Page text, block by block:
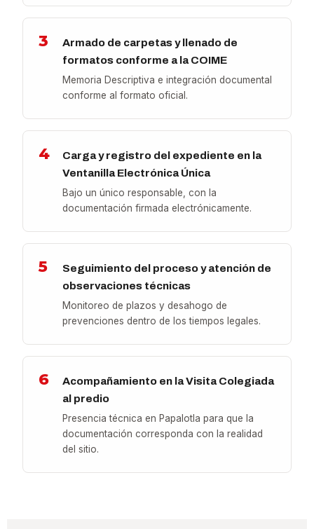
3
Armado de carpetas y llenado de
formatos conforme a la COIME
Memoria Descriptiva e integración documental
conforme al formato oficial.
4
Carga y registro del expediente en la
Ventanilla Electrónica Única
Bajo un único responsable, con la
documentación firmada electrónicamente.
5
Seguimiento del proceso y atención de
observaciones técnicas
Monitoreo de plazos y desahogo de
prevenciones dentro de los tiempos legales.
6
Acompañamiento en la Visita Colegiada
al predio
Presencia técnica en Papalotla para que la
documentación corresponda con la realidad
del sitio.